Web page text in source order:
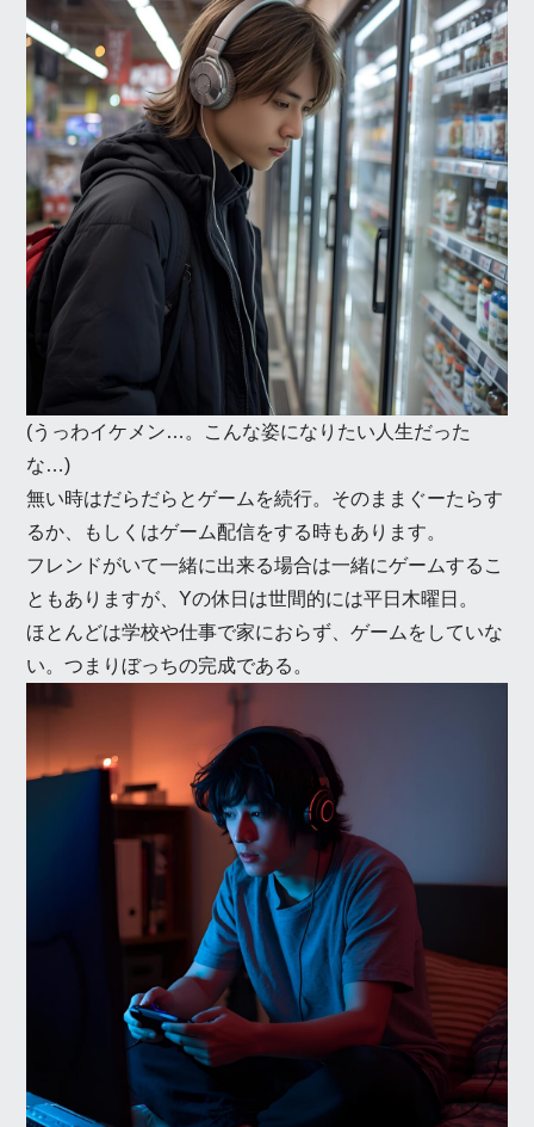
(うっわイケメン…。こんな姿になりたい人生だった
な…)
無い時はだらだらとゲームを続行。そのままぐーたらす
るか、もしくはゲーム配信をする時もあります。
フレンドがいて一緒に出来る場合は一緒にゲームするこ
ともありますが、Yの休日は世間的には平日木曜日。
ほとんどは学校や仕事で家におらず、ゲームをしていな
い。つまりぼっちの完成である。